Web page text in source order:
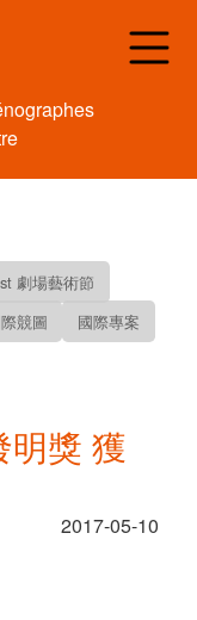
劇場藝術節
競圖
國際專案
明獎 獲
2017-05-10